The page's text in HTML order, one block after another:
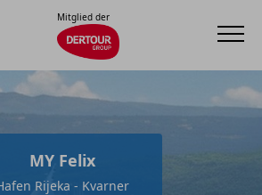
Mitglied der
MY Felix
Rijeka - Kvarner